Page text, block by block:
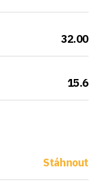
32.00
15.6
Stáhnout